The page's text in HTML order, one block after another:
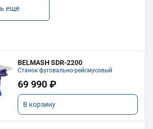
еще
BELMASH SDR-2200
Станок фуговально-рейсмусовый
69 990 ₽
В корзину